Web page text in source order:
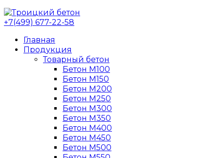
+7(499) 677-22-58
Главная
Продукция
Товарный бетон
Бетон М100
Бетон М150
Бетон М200
Бетон М250
Бетон М300
Бетон М350
Бетон М400
Бетон М450
Бетон М500